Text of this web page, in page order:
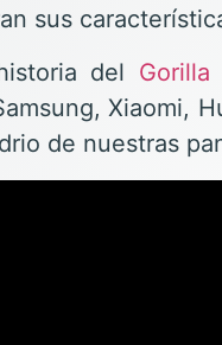
sus
del Gorilla
Xiaomi,
de nuestras